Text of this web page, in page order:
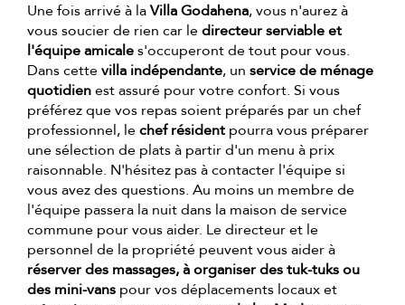
Une fois arrivé à laVilla Godahena, vous n'aurez à
vous soucier de rien car ledirecteur serviable et
l'équipe amicales'occuperont de tout pour vous.
Dans cettevilla indépendante, un service de ménage
quotidienest assuré pour votre confort. Si vous
préférez que vos repas soient préparés par un chef
professionnel, lechef résident pourra vous préparer
une sélection de plats à partir d'un menu à prix
raisonnable. N'hésitez pas à contacter l'équipe si
vous avez des questions. Au moins un membre de
l'équipe passera la nuit dans la maison de service
commune pour vous aider. Le directeur et le
personnel de la propriété peuvent vous aider à
réserver des massages, à organiser des tuk-tuks ou
des mini-vans pour vos déplacements locaux et